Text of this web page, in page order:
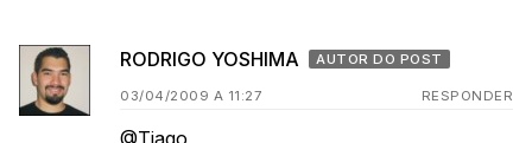
RODRIGO YOSHIMA AUTOR DO POST
03/04/2009 A 11:27 RESPONDER
@Tiago